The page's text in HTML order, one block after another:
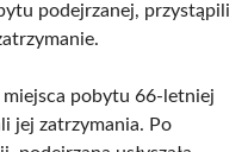
podejrzanej, przystąpili
pobytu 66-letniej
jej zatrzymania. Po